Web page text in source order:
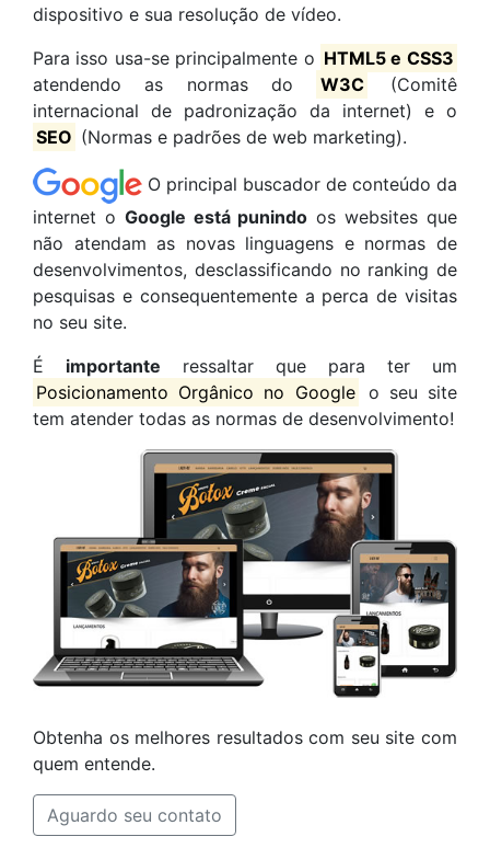
dispositivo e sua resolução de vídeo.
Para isso usa-se principalmente o HTML5 e CSS3
atendendo as normas do
W3C
(Comitê
internacional de padronização da internet) e o
SEO (Normas e padrões de web marketing).
O principal buscador de conteúdo da
internet o Google está punindo os websites que
não atendam as novas linguagens e normas de
desenvolvimentos, desclassificando no ranking de
pesquisas e consequentemente a perca de visitas
no seu site.
É importante ressaltar que para ter um
Posicionamento Orgânico no Google
o seu site
tem atender todas as normas de desenvolvimento!
Obtenha os melhores resultados com seu site com
quem entende.
Aguardo seu contato